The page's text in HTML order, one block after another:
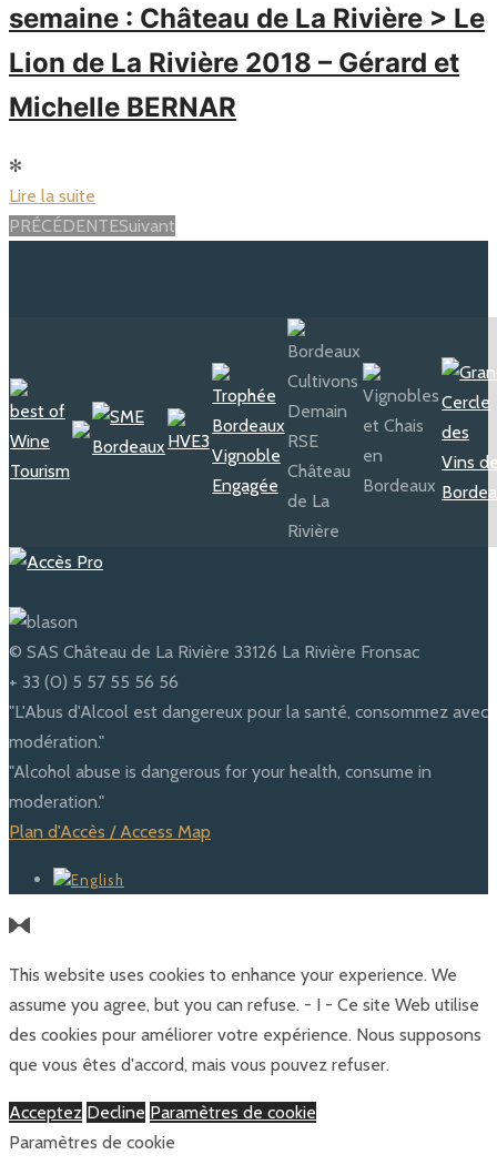
semaine : Château de La Rivière > Le
Lion de La Rivière 2018 – Gérard et
Michelle BERNAR
✻
Lire la suite
Posts
PRÉCÉDENTESuivant
© SAS Château de La Rivière 33126 La Rivière Fronsac
+ 33 (0) 5 57 55 56 56
"L'Abus d'Alcool est dangereux pour la santé, consommez avec
modération."
"Alcohol abuse is dangerous for your health, consume in
moderation."
Plan d'Accès / Access Map
This website uses cookies to enhance your experience. We
assume you agree, but you can refuse. - I - Ce site Web utilise
des cookies pour améliorer votre expérience. Nous supposons
que vous êtes d'accord, mais vous pouvez refuser.
Acceptez Decline Paramètres de cookie
Paramètres de cookie